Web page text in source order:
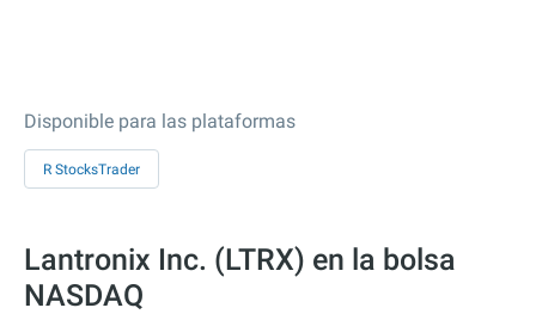
Disponible para las plataformas
R StocksTrader
Lantronix Inc. (LTRX) en la bolsa
NASDAQ